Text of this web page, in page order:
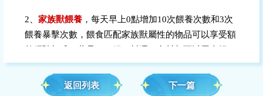
2、 家族獸餵養，每天早上0點增加10次餵養次數和3次
餵養暴擊次數，餵食匹配家族獸屬性的物品可以享受額
食。
餵食【當前喜好品】料理可以提升家族獸的心情值，餵
返回列表 下一篇